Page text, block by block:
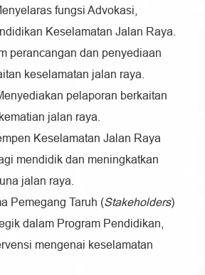
fungsi Advokasi,
Keselamatan Jalan Raya.
perancangan dan penyediaan
keselamatan jalan raya.
pelaporan berkaitan
jalan raya.
Keselamatan Jalan Raya
mendidik dan meningkatkan
jalan raya.
Pemegang Taruh (Stakeholders)
dalam Program Pendidikan,
mengenai keselamatan